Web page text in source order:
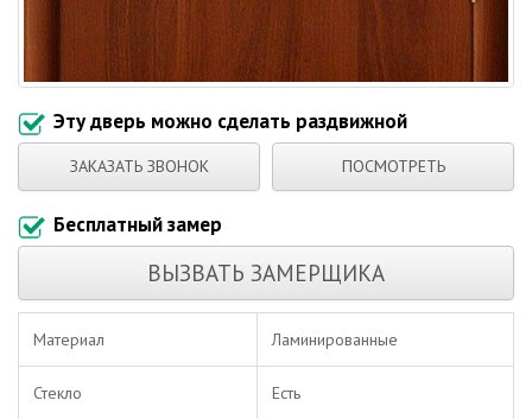
Эту дверь можно сделать раздвижной
ЗАКАЗАТЬ ЗВОНОК ПОСМОТРЕТЬ
Бесплатный замер
ВЫЗВАТЬ ЗАМЕРЩИКА
Материал Ламинированные
Стекло Есть